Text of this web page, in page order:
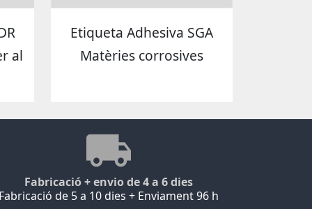
al
Etiqueta Adhesiva SGA
Matèries corrosives
Fabricació + envio de 4 a 6 dies
de 5 a 10 dies + Enviament 96 h